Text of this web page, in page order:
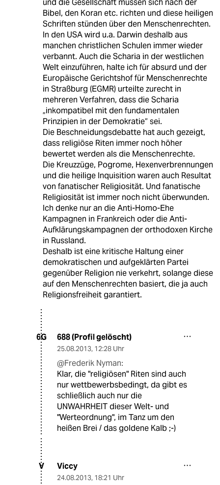
und die Gesellschaft müssen sich nach der
Bibel, den Koran etc. richten und diese heiligen
Schriften stünden über den Menschenrechten.
In den USA wird u.a. Darwin deshalb aus
manchen christlichen Schulen immer wieder
verbannt. Auch die Scharia in der westlichen
Welt einzuführen, halte ich für absurd und der
Europäische Gerichtshof für Menschenrechte
in Straßburg (EGMR) urteilte zurecht in
mehreren Verfahren, dass die Scharia
„inkompatibel mit den fundamentalen
Prinzipien in der Demokratie“ sei.
Die Beschneidungsdebatte hat auch gezeigt,
dass religiöse Riten immer noch höher
bewertet werden als die Menschenrechte.
Die Kreuzzüge, Pogrome, Hexenverbrennungen
und die heilige Inquisition waren auch Resultat
von fanatischer Religiosität. Und fanatische
Religiosität ist immer noch nicht überwunden.
Ich denke nur an die Anti-Homo-Ehe
Kampagnen in Frankreich oder die Anti-
Aufklärungskampagnen der orthodoxen Kirche
in Russland.
Deshalb ist eine kritische Haltung einer
demokratischen und aufgeklärten Partei
gegenüber Religion nie verkehrt, solange diese
auf den Menschenrechten basiert, die ja auch
Religionsfreiheit garantiert.
6G 688 (Profil gelöscht)
25.08.2013, 12:28 Uhr
@Frederik Nyman:
Klar, die "religiösen" Riten sind auch
nur wettbewerbsbedingt, da gibt es
schließlich auch nur die
UNWAHRHEIT dieser Welt- und
"Werteordnung", im Tanz um den
heißen Brei / das goldene Kalb ;-)
V Viccy
24.08.2013, 18:21 Uhr